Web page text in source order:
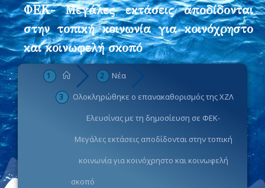
ΦΕΚ- Μεγάλες εκτάσεις αποδίδονται
στην τοπική κοινωνία για κοινόχρηστο
και κοινωφελή σκοπό
Νέα
Ολοκληρώθηκε ο επανακαθορισμός της ΧZΛ
Ελευσίνας με τη δημοσίευση σε ΦΕΚ-
Μεγάλες εκτάσεις αποδίδονται στην τοπική
κοινωνία για κοινόχρηστο και κοινωφελή
σκοπό